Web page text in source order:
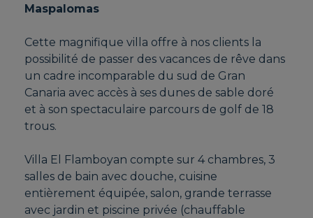
Maspalomas
Cette magnifique villa offre à nos clients la
possibilité de passer des vacances de rêve dans
un cadre incomparable du sud de Gran
Canaria avec accès à ses dunes de sable doré
et à son spectaculaire parcours de golf de 18
trous.
Villa El Flamboyan compte sur 4 chambres, 3
salles de bain avec douche, cuisine
entièrement équipée, salon, grande terrasse
avec jardin et piscine privée (chauffable